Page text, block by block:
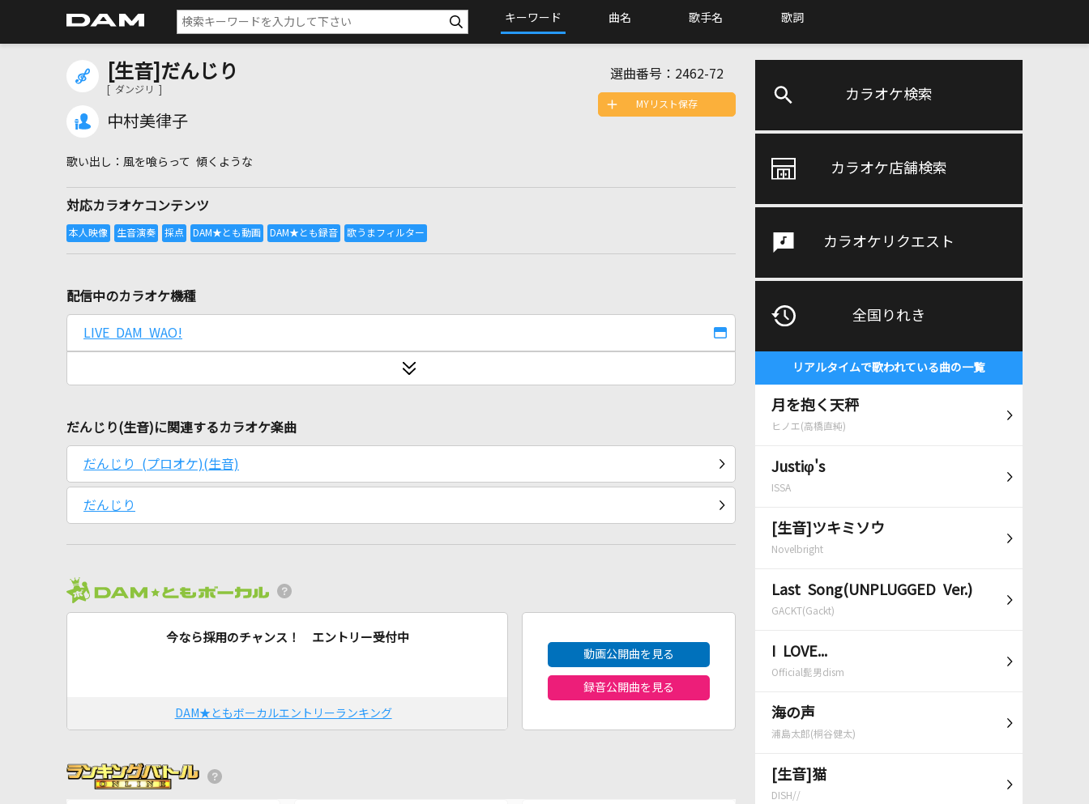
キーワード 曲名 歌手名 歌詞
カラオケ検索
カラオケ店舗検索
カラオケリクエスト
全国りれき
リアルタイムで歌われている曲の一覧
月を抱く天秤
ヒノエ(高橋直純)
Justiφ's
ISSA
[生音]ツキミソウ
Novelbright
Last Song(UNPLUGGED Ver.)
GACKT(Gackt)
I LOVE...
Official髭男dism
海の声
浦島太郎(桐谷健太)
[生音]猫
DISH//
[生音]だんじり
[ ダンジリ ]
中村美律子
選曲番号： 2462-72
風を喰らって 傾くような
対応カラオケコンテンツ
MYリスト保存
配信中のカラオケ機種
LIVE DAM WAO!
だんじり(生音)に関連するカラオケ楽曲
だんじり (プロオケ)(生音)
だんじり
今なら採用のチャンス！ エントリー受付中
DAM★ともボーカルエントリーランキング
動画公開曲を見る
録音公開曲を見る